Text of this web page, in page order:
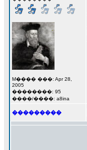
M���� ���: Apr 28,
2005
��������: 95
����/����: a8ina
���������